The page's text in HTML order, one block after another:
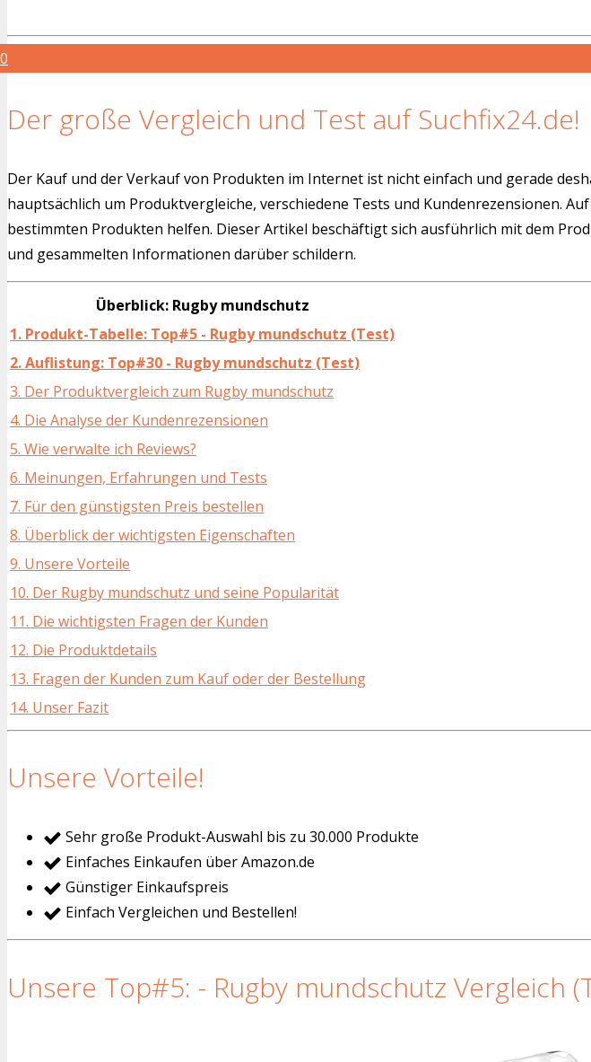
Der große Vergleich und Test auf Suchfix24.de!
Der Kauf und der Verkauf von Produkten im Internet ist nicht einfach und gerade
hauptsächlich um Produktvergleiche, verschiedene Tests und Kundenrezensionen. Auf
bestimmten Produkten helfen. Dieser Artikel beschäftigt sich ausführlich mit dem
und gesammelten Informationen darüber schildern.
Überblick: Rugby mundschutz
1. Produkt-Tabelle: Top#5 - Rugby mundschutz (Test)
2. Auflistung: Top#30 - Rugby mundschutz (Test)
3. Der Produktvergleich zum Rugby mundschutz
4. Die Analyse der Kundenrezensionen
5. Wie verwalte ich Reviews?
6. Meinungen, Erfahrungen und Tests
7. Für den günstigsten Preis bestellen
8. Überblick der wichtigsten Eigenschaften
9. Unsere Vorteile
10. Der Rugby mundschutz und seine Popularität
11. Die wichtigsten Fragen der Kunden
12. Die Produktdetails
13. Fragen der Kunden zum Kauf oder der Bestellung
14. Unser Fazit
Unsere Vorteile!
Sehr große Produkt-Auswahl bis zu 30.000 Produkte
Einfaches Einkaufen über Amazon.de
Günstiger Einkaufspreis
Einfach Vergleichen und Bestellen!
Unsere Top#5: - Rugby mundschutz Vergleich